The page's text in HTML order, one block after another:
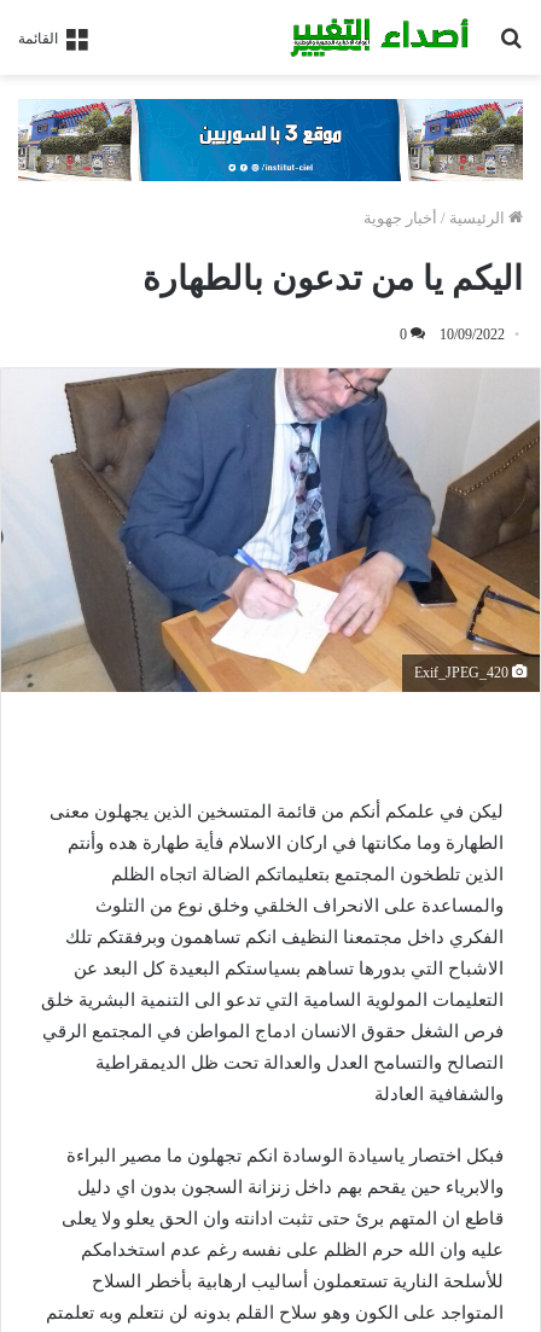
القائمة
الرئيسية / أخبار جهوية
اليكم يا من تدعون بالطهارة
10/09/2022
0
ليكن في علمكم أنكم من قائمة المتسخين الذين يجهلون معنى
الطهارة وما مكانتها في اركان الاسلام فأية طهارة هده وأنتم
الذين تلطخون المجتمع بتعليماتكم الضالة اتجاه الظلم
والمساعدة على الانحراف الخلقي وخلق نوع من التلوث
الفكري داخل مجتمعنا النظيف انكم تساهمون وبرفقتكم تلك
الاشباح التي بدورها تساهم بسياستكم البعيدة كل البعد عن
التعليمات المولوية السامية التي تدعو الى التنمية البشرية خلق
فرص الشغل حقوق الانسان ادماج المواطن في المجتمع الرقي
التصالح والتسامح العدل والعدالة تحت ظل الديمقراطية
والشفافية العادلة
فبكل اختصار ياسيادة الوسادة انكم تجهلون ما مصير البراءة
والابرياء حين يقحم بهم داخل زنزانة السجون بدون اي دليل
قاطع ان المتهم برئ حتى تثبت ادانته وان الحق يعلو ولا يعلى
عليه وان الله حرم الظلم على نفسه رغم عدم استخدامكم
للأسلحة النارية تستعملون أساليب ارهابية بأخطر السلاح
المتواجد على الكون وهو سلاح القلم بدونه لن نتعلم وبه تعلمتم